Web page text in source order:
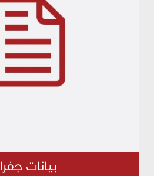
بيانات جفرا